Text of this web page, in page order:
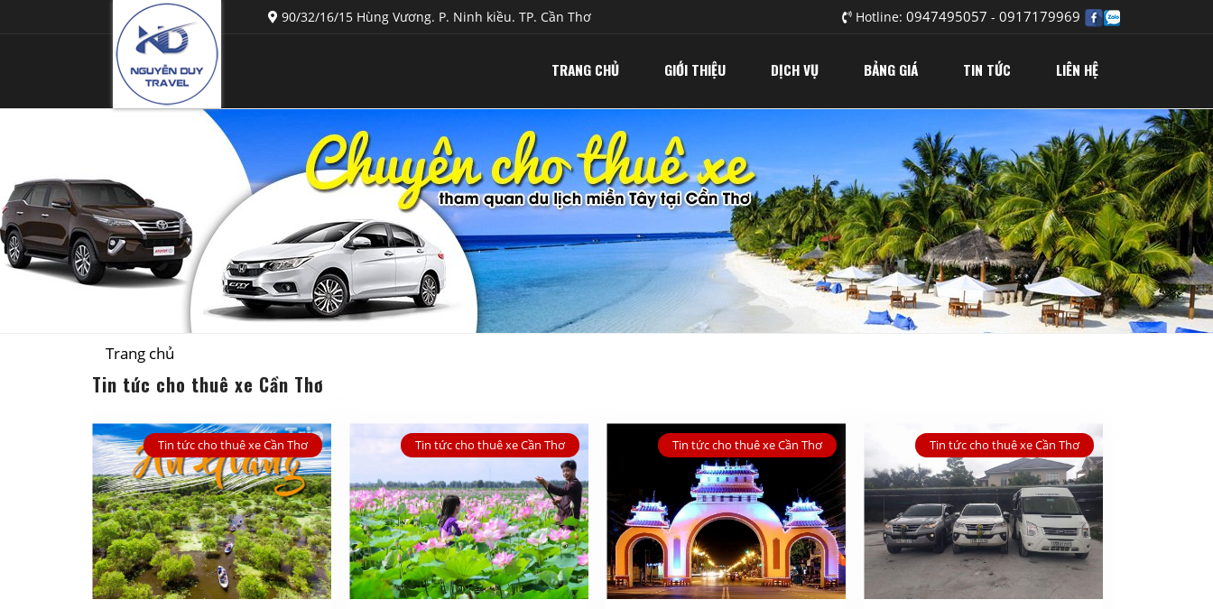
90/32/16/15 Hùng Vương. P. Ninh kiều. TP. Cần Thơ Hotline: 0947495057 - 0917179969
TRANG CHỦ GIỚI THIỆU DỊCH VỤ BẢNG GIÁ TIN TỨC LIÊN HỆ
Trang chủ
Tin tức cho thuê xe Cần Thơ
Tin tức cho thuê xe Cần Thơ Tin tức cho thuê xe Cần Thơ Tin tức cho thuê xe Cần Thơ Tin tức cho thuê xe Cần Thơ